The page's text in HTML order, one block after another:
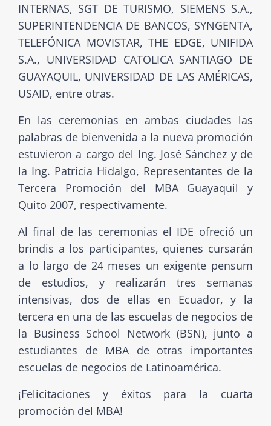
INTERNAS, SGT DE TURISMO, SIEMENS S.A.,
SUPERINTENDENCIA DE BANCOS, SYNGENTA,
TELEFÓNICA MOVISTAR, THE EDGE, UNIFIDA
S.A., UNIVERSIDAD CATOLICA SANTIAGO DE
GUAYAQUIL, UNIVERSIDAD DE LAS AMÉRICAS,
USAID, entre otras.
En las ceremonias en ambas ciudades las
palabras de bienvenida a la nueva promoción
estuvieron a cargo del Ing. José Sánchez y de
la Ing. Patricia Hidalgo, Representantes de la
Tercera Promoción del MBA Guayaquil y
Quito 2007, respectivamente.
Al final de las ceremonias el IDE ofreció un
brindis a los participantes, quienes cursarán
a lo largo de 24 meses un exigente pensum
de estudios, y realizarán tres semanas
intensivas, dos de ellas en Ecuador, y la
tercera en una de las escuelas de negocios de
la Business School Network (BSN), junto a
estudiantes de MBA de otras importantes
escuelas de negocios de Latinoamérica.
¡Felicitaciones y éxitos para la cuarta
promoción del MBA!